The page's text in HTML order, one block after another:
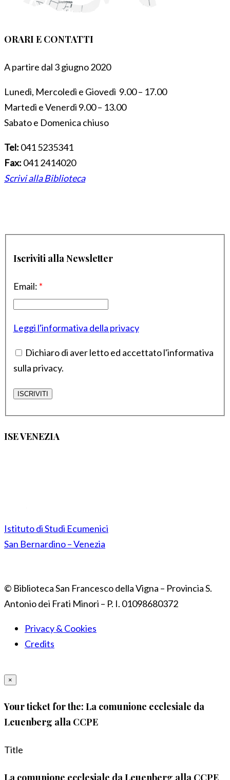
ORARI E CONTATTI
A partire dal 3 giugno 2020
Lunedì, Mercoledì e Giovedì 9.00 – 17.00
Martedì e Venerdì 9.00 – 13.00
Sabato e Domenica chiuso
Tel: 041 5235341
Fax: 041 2414020
Scrivi alla Biblioteca
Iscriviti alla Newsletter
Email: *
Leggi l'informativa della privacy
Dichiaro di aver letto ed accettato l'informativa
sulla privacy.
ISE VENEZIA
Istituto di Studi Ecumenici
San Bernardino – Venezia
© Biblioteca San Francesco della Vigna – Provincia S.
Antonio dei Frati Minori – P. I. 01098680372
Privacy & Cookies
Credits
×
Your ticket for the: La comunione ecclesiale da
Leuenberg alla CCPE
Title
La comunione ecclesiale da Leuenberg alla CCPE